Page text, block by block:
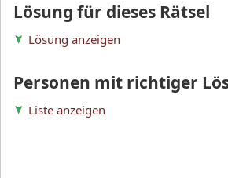
Lösung für dieses Rätsel
Lösung anzeigen
Personen mit richtiger
Liste anzeigen